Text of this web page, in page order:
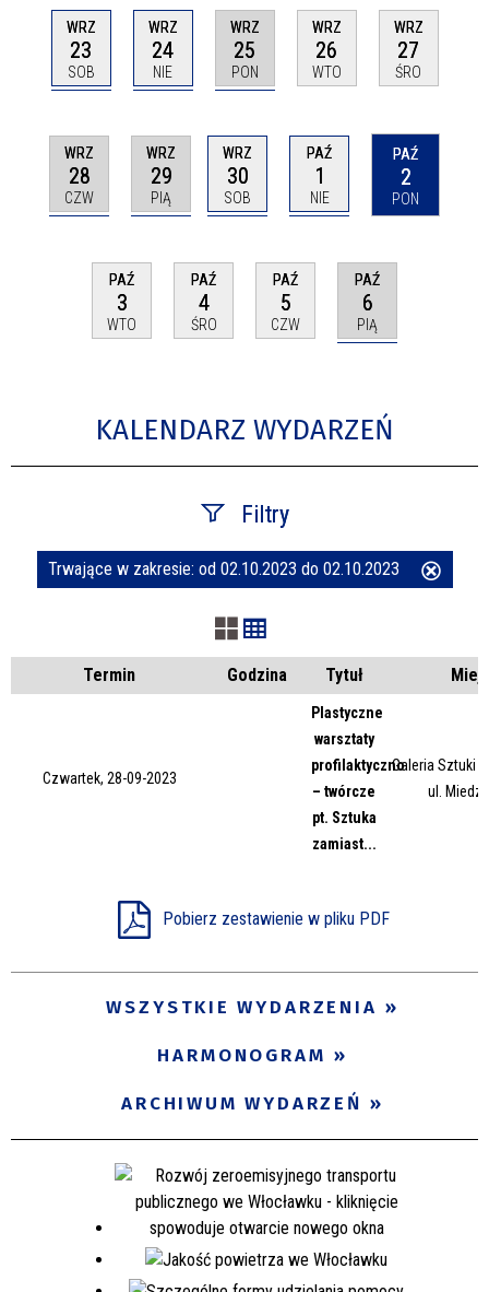
WRZ
23
SOB
WRZ
24
NIE
WRZ
25
PON
WRZ
26
WTO
WRZ
27
ŚRO
WRZ
28
CZW
WRZ
29
PIĄ
WRZ
30
SOB
PAŹ
1
NIE
PAŹ
2
PON
PAŹ
3
WTO
PAŹ
4
ŚRO
PAŹ
5
CZW
PAŹ
6
PIĄ
KALENDARZ WYDARZEŃ
Filtry
Szukana fraza
Kategoria
Trwające w zakresie: od 02.10.2023 do 02.10.2023
Termin Godzina Tytuł
Czwartek, 28-09-2023
Plastyczne
warsztaty
profilaktyczno
– twórcze
pt. Sztuka
zamiast...
Galeria Sztuki
ul.
Pobierz zestawienie w pliku PDF
WSZYSTKIE WYDARZENIA
HARMONOGRAM
ARCHIWUM WYDARZEŃ